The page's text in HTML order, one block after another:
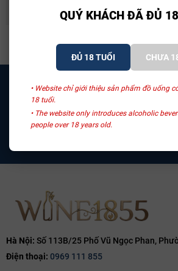
QUÝ KHÁCH ĐÃ ĐỦ
ĐỦ 18 TUỔI CHƯA
• Website chỉ giới thiệu sản phẩm đồ uống
18 tuổi.
• The website only introduces alcoholic
people over 18 years old.
CHỨNG NHẬN CO CQ
Hà Nội: Số 113B/25 Phố Vũ Ngọc Phan,
Điện thoại: 0969 111 855